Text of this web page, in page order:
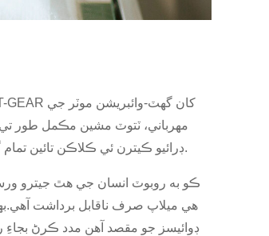
مهرباني، ٽتوٽ مشين مڪمل طور
مائڪرو اسڪرو کي سخت ڪرڻ.ٻين ڊوائيسز جهڙوڪ سيڪيٽرز يا پرننگ شيئرز سان، HT-GEAR ڊرائيو ڪيترن ئي ڪلاڪن تائين تمام گهٽ مقدار ۾ گهربل طاقت فراهم ڪن ٿيون.
ڪو به روبوٽ انسان جي هٿ جيترو
هي ميلاپ صرف ناقابل برداشت